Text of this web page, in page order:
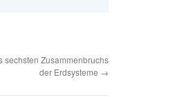
sechsten Zusammenbruchs
der Erdsysteme →